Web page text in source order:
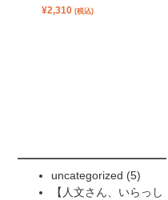
¥2,310 (税込)
uncategorized 55
個
【人文さん、いらっし